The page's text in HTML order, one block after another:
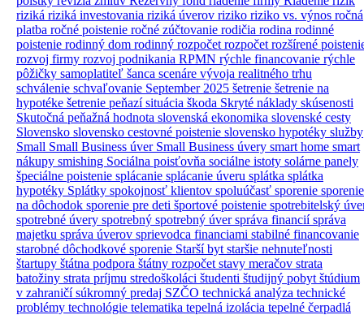
riziká riziká investovania riziká úverov riziko riziko vs. výnos ročná
platba ročné poistenie ročné zúčtovanie rodičia rodina rodinné
poistenie rodinný dom rodinný rozpočet rozpočet rozšírené
rozvoj firmy rozvoj podnikania RPMN rýchle financovanie rýchle
pôžičky samoplatiteľ šanca scenáre vývoja realitného trhu
schválenie schvaľovanie September 2025 šetrenie šetrenie na
hypotéke šetrenie peňazísituácia škoda Skryté náklady skúsenosti
Skutočná peňažná hodnota slovenská ekonomika slovenské cesty
Slovensko slovensko cestovné poistenie slovensko hypotéky služby
Small Small Business úver Small Business úvery smart home smart
nákupy smishing Sociálna poisťovňa sociálne istoty solárne panely
špeciálne poistenie splácanie splácanie úveru splátka splátka
hypotéky Splátky spokojnosť klientov spoluúčasť sporenie sporenie
na dôchodok sporenie pre deti športové poistenie spotrebitelský
spotrebné úvery spotrebný spotrebný úverspráva financiíspráva
majetku správa úverov sprievodca financiami stabilné financovanie
starobné dôchodkové sporenie Starší byt staršie nehnuteľnosti
štartupy štátna podpora štátny rozpočet stavy meračov strata
batožiny strata príjmu stredoškoláci študenti študijný pobyt štúdium
v zahraničísúkromný predaj SZČO technická analýza technické
problémy technológie telematika tepelná izolácia tepelné čerpadlá